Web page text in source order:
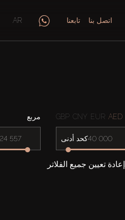
AR تابعنا اتصل بنا
مربع GBP CNY EUR AED
كحد أدنى
إعادة تعيين جميع الفلاتر